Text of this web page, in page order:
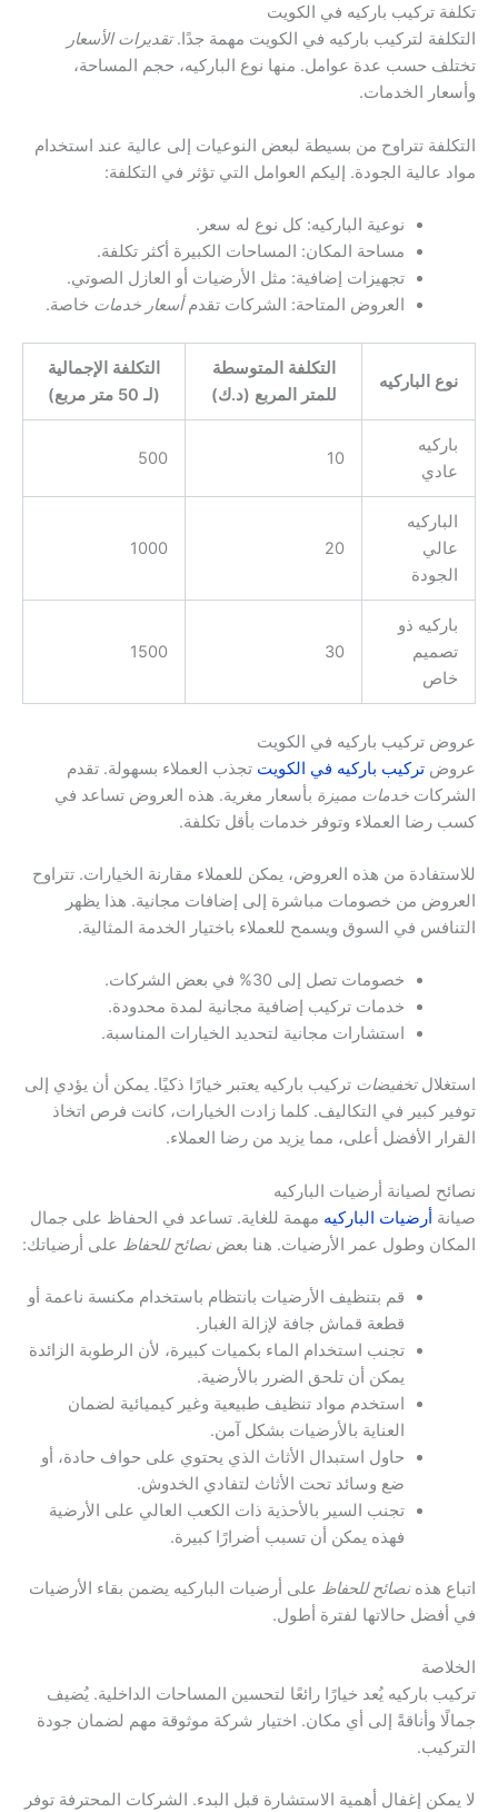
تكلفة تركيب باركيه في الكويت
التكلفة لتركيب باركيه في الكويت مهمة جدًا.تقديرات الأسعار
تختلف حسب عدة عوامل. منها نوع الباركيه، حجم المساحة،
وأسعار الخدمات.
التكلفة تتراوح من بسيطة لبعض النوعيات إلى عالية عند استخدام
مواد عالية الجودة. إليكم العوامل التي تؤثر في التكلفة:
نوعية الباركيه: كل نوع له سعر.
مساحة المكان: المساحات الكبيرة أكثر تكلفة.
تجهيزات إضافية: مثل الأرضيات أو العازل الصوتي.
العروض المتاحة: الشركات تقدمأسعار خدمات خاصة.
نوع الباركيه
التكلفة المتوسطة
للمتر المربع (د.ك)
التكلفة الإجمالية
(لـ 50 متر مربع)
باركيه
عادي
10
500
الباركيه
عالي
الجودة
20
1000
باركيه ذو
تصميم
خاص
30
1500
عروض تركيب باركيه في الكويت
عروض تركيب باركيه في الكويت تجذب العملاء بسهولة. تقدم
الشركات خدمات مميزة بأسعار مغرية. هذه العروض تساعد في
كسب رضا العملاء وتوفر خدمات بأقل تكلفة.
للاستفادة من هذه العروض، يمكن للعملاء مقارنة الخيارات. تتراوح
العروض من خصومات مباشرة إلى إضافات مجانية. هذا يظهر
التنافس في السوق ويسمح للعملاء باختيار الخدمة المثالية.
خصومات تصل إلى 30% في بعض الشركات.
خدمات تركيب إضافية مجانية لمدة محدودة.
استشارات مجانية لتحديد الخيارات المناسبة.
استغلالتخفيضات تركيب باركيه يعتبر خيارًا ذكيًا. يمكن أن يؤدي إلى
توفير كبير في التكاليف. كلما زادت الخيارات، كانت فرص اتخاذ
القرار الأفضل أعلى، مما يزيد من رضا العملاء.
نصائح لصيانة أرضيات الباركيه
صيانة أرضيات الباركيه مهمة للغاية. تساعد في الحفاظ على جمال
المكان وطول عمر الأرضيات. هنا بعضنصائح للحفاظ على أرضياتك:
قم بتنظيف الأرضيات بانتظام باستخدام مكنسة ناعمة أو
قطعة قماش جافة لإزالة الغبار.
تجنب استخدام الماء بكميات كبيرة، لأن الرطوبة الزائدة
يمكن أن تلحق الضرر بالأرضية.
استخدم مواد تنظيف طبيعية وغير كيميائية لضمان
العناية بالأرضيات بشكل آمن.
حاول استبدال الأثاث الذي يحتوي على حواف حادة، أو
ضع وسائد تحت الأثاث لتفادي الخدوش.
تجنب السير بالأحذية ذات الكعب العالي على الأرضية
فهذه يمكن أن تسبب أضرارًا كبيرة.
اتباع هذهنصائح للحفاظ على أرضيات الباركيه يضمن بقاء الأرضيات
في أفضل حالاتها لفترة أطول.
الخلاصة
تركيب باركيه يُعد خيارًا رائعًا لتحسين المساحات الداخلية. يُضيف
جمالًا وأناقةً إلى أي مكان. اختيار شركة موثوقة مهم لضمان جودة
التركيب.
لا يمكن إغفال أهمية الاستشارة قبل البدء. الشركات المحترفة توفر